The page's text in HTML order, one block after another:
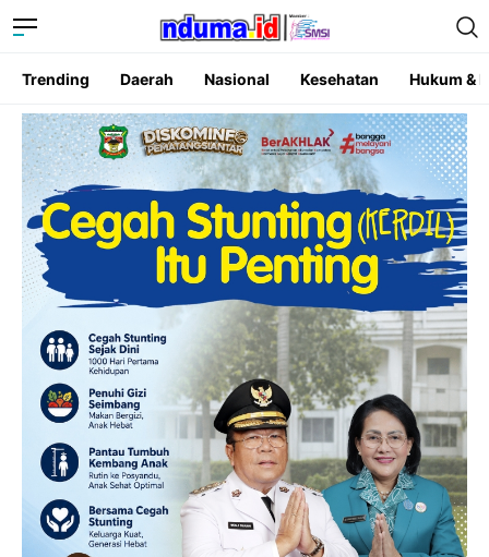
Trending Daerah Nasional Kesehatan Hukum &